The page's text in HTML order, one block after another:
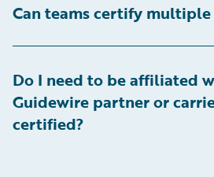
Can teams certify multiple
Do I need to be affiliated
Guidewire partner or
certified?